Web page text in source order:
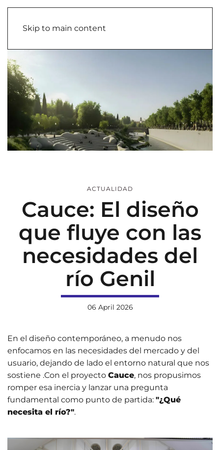
Skip to main content
ACTUALIDAD
Cauce: El diseño
que fluye con las
necesidades del
río Genil
06 April 2026
En el diseño contemporáneo, a menudo nos
enfocamos en las necesidades del mercado y del
usuario, dejando de lado el entorno natural que nos
sostiene .Con el proyecto Cauce, nos propusimos
romper esa inercia y lanzar una pregunta
fundamental como punto de partida: "¿Qué
necesita el río?".